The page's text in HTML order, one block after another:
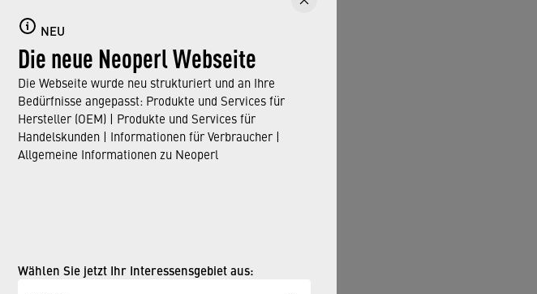
NEU
Die neue Neoperl Webseite
Die Webseite wurde neu strukturiert und an Ihre
Bedürfnisse angepasst: Produkte und Services für
Hersteller (OEM) | Produkte und Services für
Handelskunden | Informationen für Verbraucher |
Allgemeine Informationen zu Neoperl
Wählen Sie jetzt Ihr Interessensgebiet aus: